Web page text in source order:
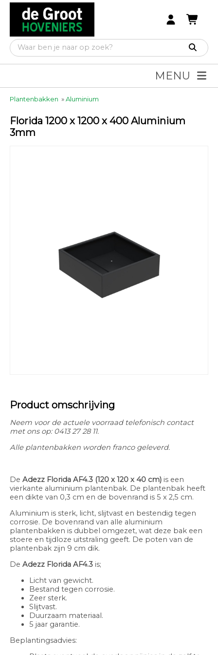
MENU
Plantenbakken »Aluminium
Florida 1200 x 1200 x 400 Aluminium
3mm
Product omschrijving
Neem voor de actuele voorraad telefonisch contact
met ons op: 0413 27 28 11.
Alle plantenbakken worden franco geleverd.
De Adezz Florida AF4.3 (120 x 120 x 40 cm) is een
vierkante aluminium plantenbak. De plantenbak heeft
een dikte van 0,3 cm en de bovenrand is 5 x 2,5 cm.
Aluminium is sterk, licht, slijtvast en bestendig tegen
corrosie. De bovenrand van alle aluminium
plantenbakken is dubbel omgezet, wat deze bak een
stoere en tijdloze uitstraling geeft. De poten van de
plantenbak zijn 9 cm dik.
De Adezz Florida AF4.3 is;
Licht van gewicht.
Bestand tegen corrosie.
Zeer sterk.
Slijtvast.
Duurzaam materiaal.
5 jaar garantie.
Beplantingsadvies: